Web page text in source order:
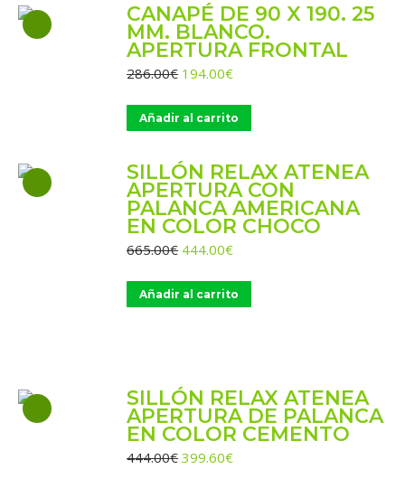
CANAPÉ DE 90 X 190. 25
MM. BLANCO.
APERTURA FRONTAL
286.00€ El
original
era:
194.00€El
actual
es:
Añadir al carrito
SILLÓN RELAX ATENEA
APERTURA CON
PALANCA AMERICANA
EN COLOR CHOCO
665.00€ El
original
era:
444.00€El
actual
es:
Añadir al carrito
SILLÓN RELAX ATENEA
APERTURA DE PALANCA
EN COLOR CEMENTO
444.00€ El
399.60€El